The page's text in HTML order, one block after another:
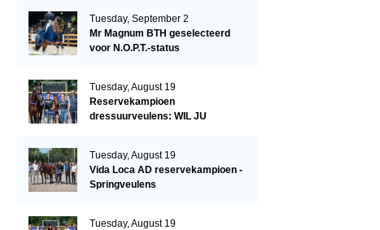
Tuesday, September 2
Mr Magnum BTH geselecteerd
voor N.O.P.T.-status
Tuesday, August 19
Reservekampioen
dressuurveulens: WIL JU
Tuesday, August 19
Vida Loca AD reservekampioen -
Springveulens
Tuesday, August 19